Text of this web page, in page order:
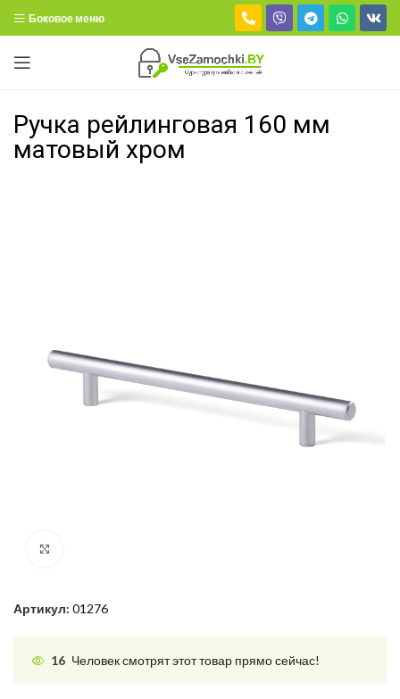
Боковое меню
Ручка рейлинговая 160 мм
матовый хром
Артикул: 01276
16 Человек смотрят этот товар прямо сейчас!